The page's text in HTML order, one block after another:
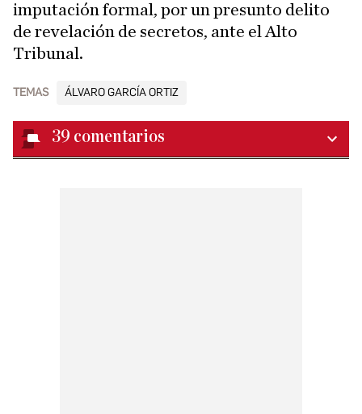
imputación formal, por un presunto delito
de revelación de secretos, ante el Alto
Tribunal.
TEMAS ÁLVARO GARCÍA ORTIZ
39 comentarios